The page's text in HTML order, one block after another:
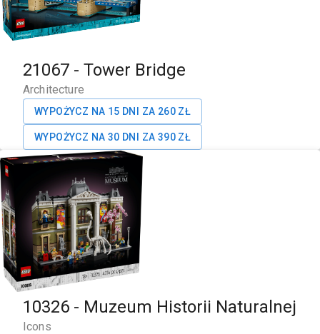
21067 - Tower Bridge
Architecture
WYPOŻYCZ NA 15 DNI ZA 260 ZŁ
WYPOŻYCZ NA 30 DNI ZA 390 ZŁ
10326 - Muzeum Historii Naturalnej
Icons